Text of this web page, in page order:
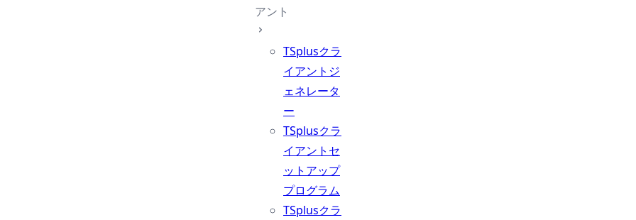
アント
TSplusクラ
イアントジ
ェネレータ
ー
TSplusクラ
イアントセ
ットアップ
プログラム
TSplusクラ